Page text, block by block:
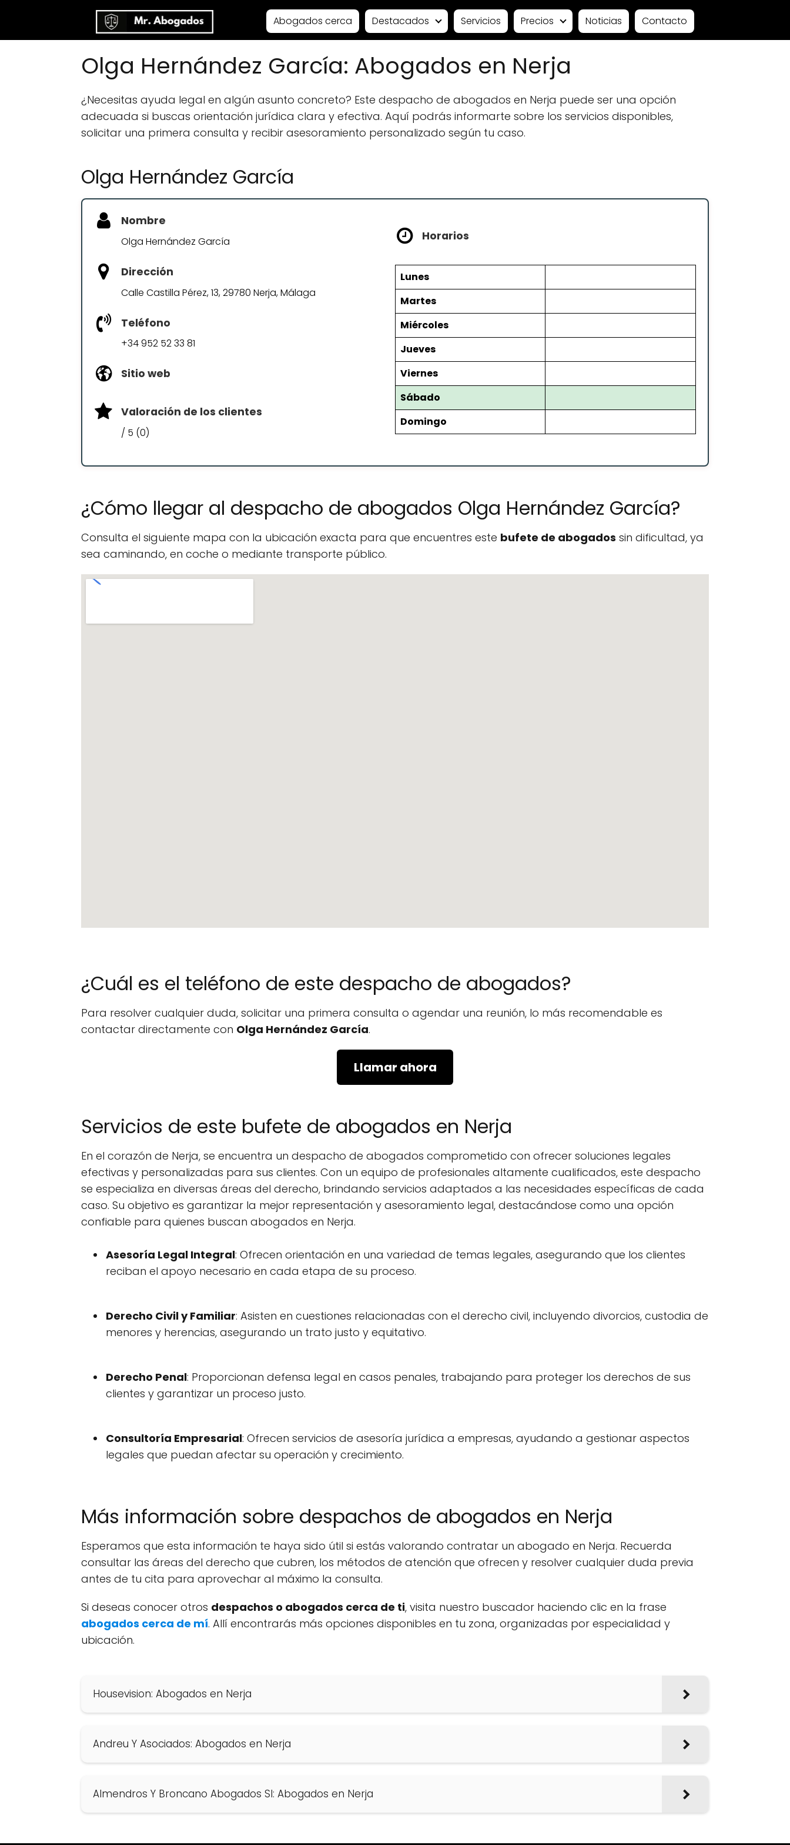
Abogados cerca Destacados Servicios Precios Noticias Contacto
Olga Hernández García: Abogados en Nerja
¿Necesitas ayuda legal en algún asunto concreto? Este despacho de abogados en Nerja puede ser una opción
adecuada si buscas orientación jurídica clara y efectiva. Aquí podrás informarte sobre los servicios disponibles,
solicitar una primera consulta y recibir asesoramiento personalizado según tu caso.
Olga Hernández García
Nombre
Olga Hernández García
Dirección
Calle Castilla Pérez, 13, 29780 Nerja, Málaga
Teléfono
+34 952 52 33 81
Sitio web
Valoración de los clientes
/ 5 (0)
Horarios
Lunes
Martes
Miércoles
Jueves
Viernes
Sábado
Domingo
¿Cómo llegar al despacho de abogados Olga Hernández García?
Consulta el siguiente mapa con la ubicación exacta para que encuentres este bufete de abogados sin dificultad, ya
sea caminando, en coche o mediante transporte público.
¿Cuál es el teléfono de este despacho de abogados?
Para resolver cualquier duda, solicitar una primera consulta o agendar una reunión, lo más recomendable es
contactar directamente con Olga Hernández García.
Llamar ahora
Servicios de este bufete de abogados en Nerja
En el corazón de Nerja, se encuentra un despacho de abogados comprometido con ofrecer soluciones legales
efectivas y personalizadas para sus clientes. Con un equipo de profesionales altamente cualificados, este despacho
se especializa en diversas áreas del derecho, brindando servicios adaptados a las necesidades específicas de cada
caso. Su objetivo es garantizar la mejor representación y asesoramiento legal, destacándose como una opción
confiable para quienes buscan abogados en Nerja.
Asesoría Legal Integral: Ofrecen orientación en una variedad de temas legales, asegurando que los clientes
reciban el apoyo necesario en cada etapa de su proceso.
Derecho Civil y Familiar: Asisten en cuestiones relacionadas con el derecho civil, incluyendo divorcios, custodia de
menores y herencias, asegurando un trato justo y equitativo.
Derecho Penal: Proporcionan defensa legal en casos penales, trabajando para proteger los derechos de sus
clientes y garantizar un proceso justo.
Consultoría Empresarial: Ofrecen servicios de asesoría jurídica a empresas, ayudando a gestionar aspectos
legales que puedan afectar su operación y crecimiento.
Más información sobre despachos de abogados en Nerja
Esperamos que esta información te haya sido útil si estás valorando contratar un abogado en Nerja. Recuerda
consultar las áreas del derecho que cubren, los métodos de atención que ofrecen y resolver cualquier duda previa
antes de tu cita para aprovechar al máximo la consulta.
Si deseas conocer otros despachos o abogados cerca de ti, visita nuestro buscador haciendo clic en la frase
abogados cerca de mí. Allí encontrarás más opciones disponibles en tu zona, organizadas por especialidad y
ubicación.
Housevision: Abogados en Nerja
Andreu Y Asociados: Abogados en Nerja
Almendros Y Broncano Abogados Sl: Abogados en Nerja